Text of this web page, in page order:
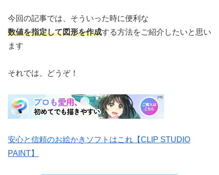
今回の記事では、そういった時に便利な
数値を指定して図形を作成する方法をご紹介したいと思い
ます
それでは、どうぞ！
安心と信頼のお絵かきソフトはこれ【CLIP STUDIO
PAINT】